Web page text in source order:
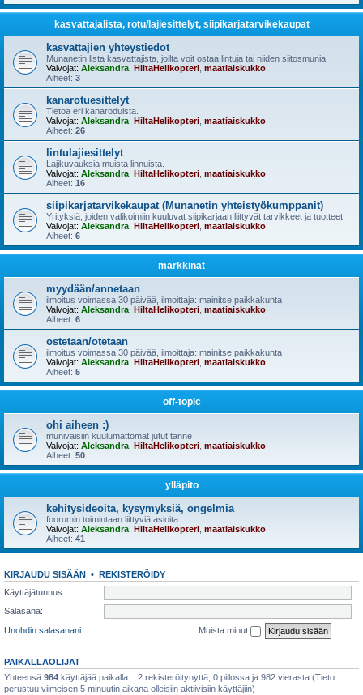
kasvattajalista, rotu/lajiesittelyt, siipikarjatarvikekaupat
kasvattajien yhteystiedot
Munanetin lista kasvattajista, joilta voit ostaa lintuja tai niiden siitosmunia.
Valvojat: Aleksandra HiltaHelikopteri maatiaiskukko
Aiheet: 3
kanarotuesittelyt
Tietoa eri kanaroduista.
Valvojat: Aleksandra HiltaHelikopteri maatiaiskukko
Aiheet: 26
lintulajiesittelyt
Lajikuvauksia muista linnuista.
Valvojat: Aleksandra HiltaHelikopteri maatiaiskukko
Aiheet: 16
siipikarjatarvikekaupat (Munanetin yhteistyökumppanit)
Yrityksiä, joiden valikoimiin kuuluvat siipikarjaan liittyvät tarvikkeet ja tuotteet.
Valvojat: Aleksandra HiltaHelikopteri maatiaiskukko
Aiheet: 6
markkinat
myydään/annetaan
ilmoitus voimassa 30 päivää, ilmoittaja: mainitse paikkakunta
Valvojat: Aleksandra HiltaHelikopteri maatiaiskukko
Aiheet: 6
ostetaan/otetaan
ilmoitus voimassa 30 päivää, ilmoittaja: mainitse paikkakunta
Valvojat: Aleksandra HiltaHelikopteri maatiaiskukko
Aiheet: 5
off-topic
ohi aiheen :)
munivaisiin kuulumattomat jutut tänne
Valvojat: Aleksandra HiltaHelikopteri maatiaiskukko
Aiheet: 50
ylläpito
kehitysideoita, kysymyksiä, ongelmia
foorumin toimintaan liittyviä asioita
Valvojat: Aleksandra HiltaHelikopteri maatiaiskukko
Aiheet: 41
KIRJAUDU SISÄÄN • REKISTERÖIDY
Käyttäjätunnus:
Salasana:
Unohdin salasanani
Muista minut
PAIKALLAOLIJAT
Yhteensä 984 käyttäjää paikalla :: 2 rekisteröitynyttä, 0 piilossa ja 982 vierasta (Tieto
perustuu viimeisen 5 minuutin aikana olleisiin aktiivisiin käyttäjiin)